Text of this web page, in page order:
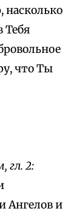
насколько
Тебя
что Ты
гл. 2:
Ангелов и